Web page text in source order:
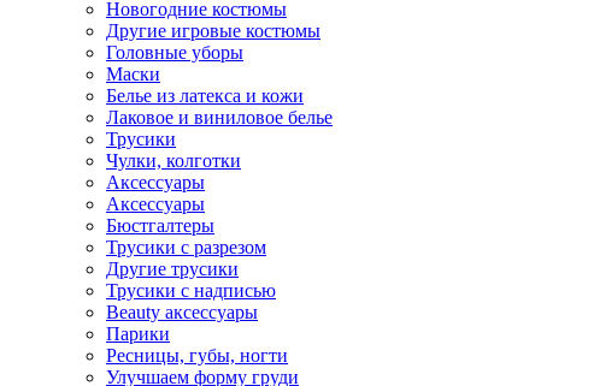
Новогодние костюмы
Другие игровые костюмы
Головные уборы
Маски
Белье из латекса и кожи
Лаковое и виниловое белье
Трусики
Чулки, колготки
Аксессуары
Аксессуары
Бюстгалтеры
Трусики с разрезом
Другие трусики
Трусики с надписью
Beauty аксессуары
Парики
Ресницы, губы, ногти
Улучшаем форму груди